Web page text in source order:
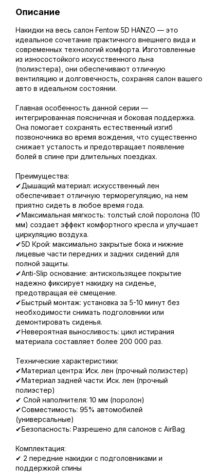
Описание
Накидки на весь салон Fentow 5D HANZO — это
идеальное сочетание практичного внешнего вида и
современных технологий комфорта. Изготовленные
из износостойкого искусственного льна
(полиэстера), они обеспечивают отличную
вентиляцию и долговечность, сохраняя салон вашего
авто в идеальном состоянии.
Главная особенность данной серии —
интегрированная поясничная и боковая поддержка.
Она помогает сохранять естественный изгиб
позвоночника во время вождения, что существенно
снижает усталость и предотвращает появление
болей в спине при длительных поездках.
Преимущества:
✔Дышащий материал: искусственный лен
обеспечивает отличную терморегуляцию, на нем
приятно сидеть в любое время года.
✔Максимальная мягкость: толстый слой поролона (10
мм) создает эффект комфортного кресла и улучшает
циркуляцию воздуха.
✔5D Крой: максимально закрытые бока и нижние
лицевые части передних и задних сидений для
полной защиты.
✔Anti-Slip основание: антискользящее покрытие
надежно фиксирует накидку на сиденье,
предотвращая её смещение.
✔Быстрый монтаж: установка за 5-10 минут без
необходимости снимать подголовники или
демонтировать сиденья.
✔Невероятная выносливость: цикл истирания
материала составляет более 200 000 раз.
Технические характеристики:
✔Материал центра: Иск. лен (прочный полиэстер)
✔Материал задней части: Иск. лен (прочный
полиэстер)
✔ Слой наполнителя: 10 мм (поролон)
✔Совместимость: 95% автомобилей
(универсальные)
✔Безопасность: Разрешено для салонов с AirBag
Комплектация:
✔ 2 передние накидки с подголовниками и
поддержкой спины